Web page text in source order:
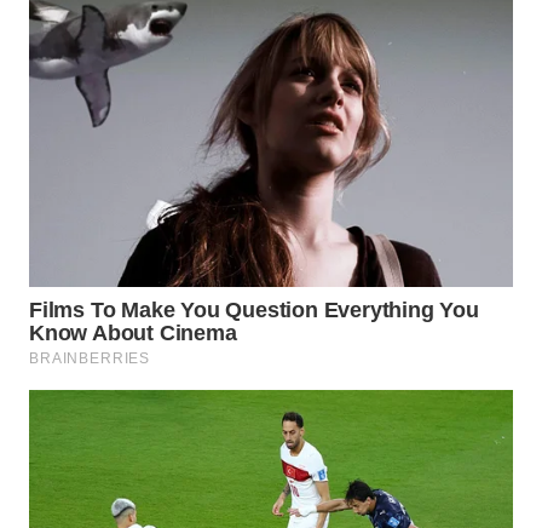
WN
LABUHANBATU
WN
TAPANULI
TEBING
TINGGI
PAKPAK
WN